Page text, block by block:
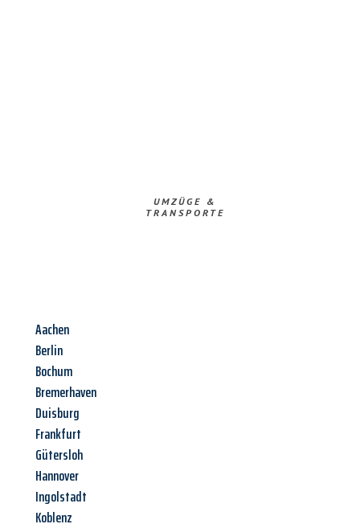
UMZÜGE &
TRANSPORTE
Aachen
Berlin
Bochum
Bremerhaven
Duisburg
Frankfurt
Gütersloh
Hannover
Ingolstadt
Koblenz